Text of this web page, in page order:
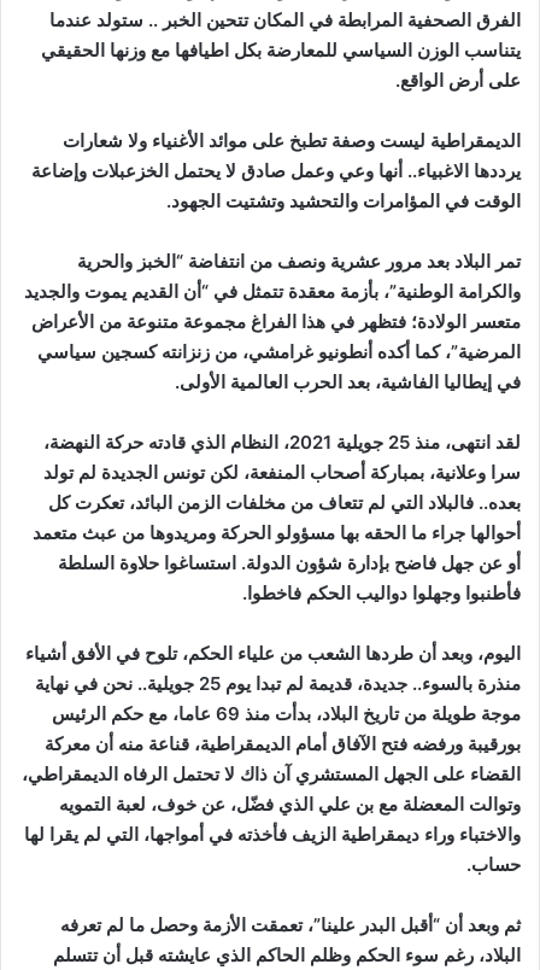
الفرق الصحفية المرابطة في المكان تتحين الخبر .. ستولد عندما
يتناسب الوزن السياسي للمعارضة بكل اطيافها مع وزنها الحقيقي
على أرض الواقع.
الديمقراطية ليست وصفة تطبخ على موائد الأغنياء ولا شعارات
يرددها الاغبياء.. أنها وعي وعمل صادق لا يحتمل الخزعبلات وإضاعة
الوقت في المؤامرات والتحشيد وتشتيت الجهود.
تمر البلاد بعد مرور عشرية ونصف من انتفاضة “الخبز والحرية
والكرامة الوطنية”، بأزمة معقدة تتمثل في “أن القديم يموت والجديد
متعسر الولادة؛ فتظهر في هذا الفراغ مجموعة متنوعة من الأعراض
المرضية”، كما أكده أنطونيو غرامشي، من زنزانته كسجين سياسي
في إيطاليا الفاشية، بعد الحرب العالمية الأولى.
لقد انتهى، منذ 25 جويلية 2021، النظام الذي قادته حركة النهضة،
سرا وعلانية، بمباركة أصحاب المنفعة، لكن تونس الجديدة لم تولد
بعده.. فالبلاد التي لم تتعاف من مخلفات الزمن البائد، تعكرت كل
أحوالها جراء ما الحقه بها مسؤولو الحركة ومريدوها من عبث متعمد
أو عن جهل فاضح بإدارة شؤون الدولة. استساغوا حلاوة السلطة
فأطنبوا وجهلوا دواليب الحكم فاخطوا.
اليوم، وبعد أن طردها الشعب من علياء الحكم، تلوح في الأفق أشياء
منذرة بالسوء.. جديدة، قديمة لم تبدا يوم 25 جويلية.. نحن في نهاية
موجة طويلة من تاريخ البلاد، بدأت منذ 69 عاما، مع حكم الرئيس
بورقيبة ورفضه فتح الآفاق أمام الديمقراطية، قناعة منه أن معركة
القضاء على الجهل المستشري آن ذاك لا تحتمل الرفاه الديمقراطي،
وتوالت المعضلة مع بن علي الذي فضّل، عن خوف، لعبة التمويه
والاختباء وراء ديمقراطية الزيف فأخذته في أمواجها، التي لم يقرا لها
حساب.
ثم وبعد أن “أقبل البدر علينا”، تعمقت الأزمة وحصل ما لم تعرفه
البلاد، رغم سوء الحكم وظلم الحاكم الذي عايشته قبل أن تتسلم